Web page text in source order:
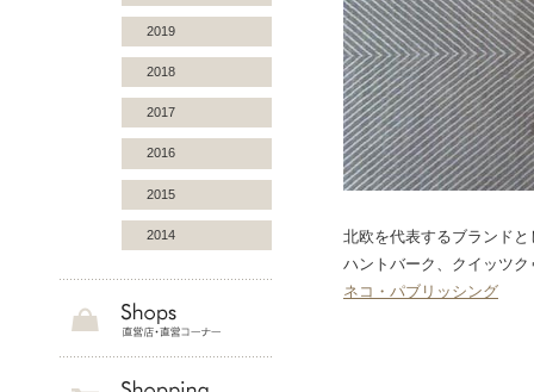
2019
2018
2017
2016
2015
2014
北欧を代表するブランド
ハントバーク、クイッツ
ネコ・パブリッシング